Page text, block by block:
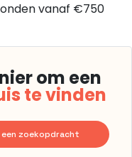
vanaf €750
om een
te vinden
zoekopdracht